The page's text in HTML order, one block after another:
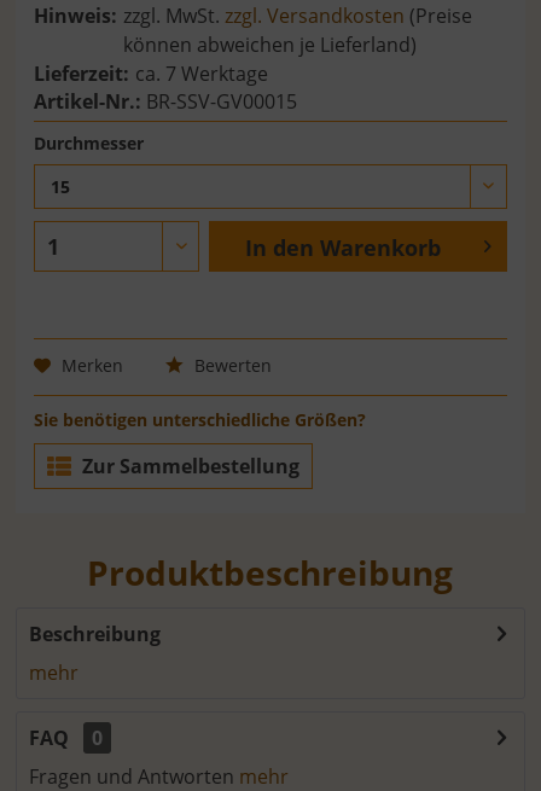
Hinweis: zzgl. MwSt.zzgl. Versandkosten (Preise
können abweichen je Lieferland)
Lieferzeit: ca. 7 Werktage
Artikel-Nr.: BR-SSV-GV00015
Durchmesser
15
In den Warenkorb
Merken Bewerten
Sie benötigen unterschiedliche Größen?
Zur Sammelbestellung
Produktbeschreibung
Beschreibung
mehr
FAQ
0
Fragen und Antworten mehr